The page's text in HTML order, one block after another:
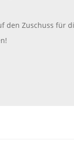
den Zuschuss für